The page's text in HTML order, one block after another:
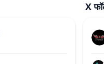
X